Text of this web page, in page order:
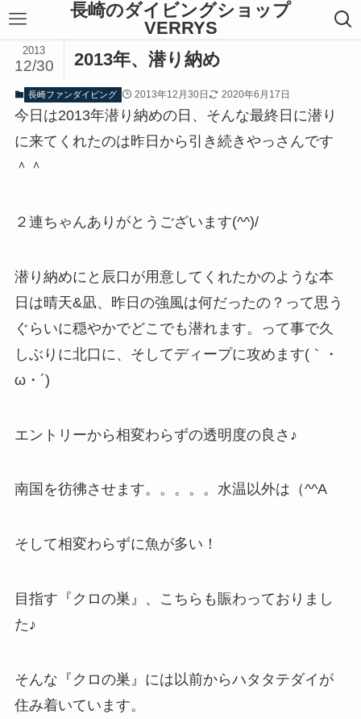
長崎のダイビングショップ
VERRYS
2013年、潜り納め
2013
12/30
長崎ファンダイビング 2013年12月30日 2020年6月17日
今日は2013年潜り納めの日、そんな最終日に潜り
に来てくれたのは昨日から引き続きやっさんです
＾＾
２連ちゃんありがとうございます(^^)/
潜り納めにと辰口が用意してくれたかのような本
日は晴天&凪、昨日の強風は何だったの？って思う
ぐらいに穏やかでどこでも潜れます。って事で久
しぶりに北口に、そしてディープに攻めます(｀・
ω・´)ゞ
エントリーから相変わらずの透明度の良さ♪
南国を彷彿させます。。。。。水温以外は（^^A
そして相変わらずに魚が多い！
目指す『クロの巣』、こちらも賑わっておりまし
た♪
そんな『クロの巣』には以前からハタタテダイが
住み着いています。